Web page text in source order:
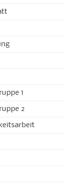
1
2